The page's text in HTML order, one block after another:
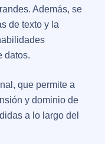
Además, se
de texto y la
datos.
que permite a
y dominio de
a lo largo del